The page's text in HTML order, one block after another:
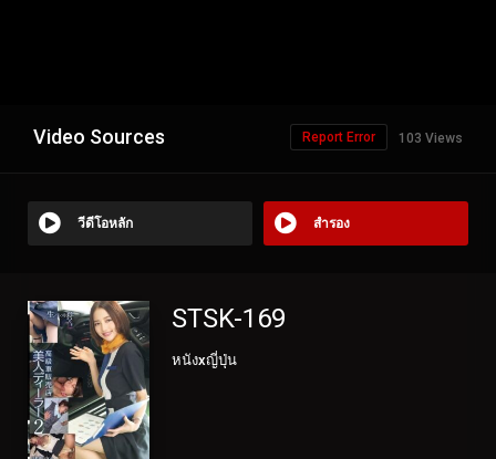
Video Sources 103 Views
Report Error
วีดีโอหลัก สำรอง
STSK-169
หนังxญี่ปุ่น